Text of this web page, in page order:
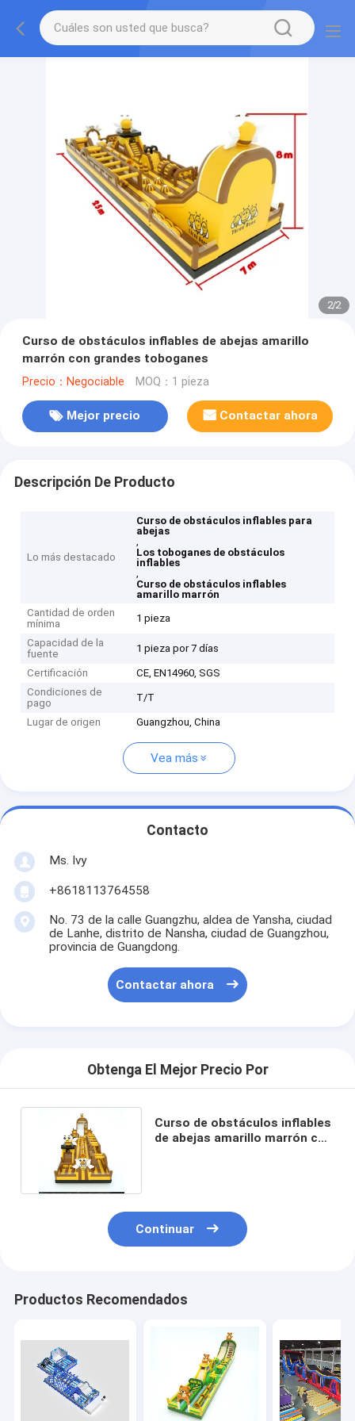
2/2
Curso de obstáculos inflables de abejas amarillo
marrón con grandes toboganes
Precio：Negociable MOQ：1 pieza
Mejor precio Contactar ahora
Descripción De Producto
Lo más destacado
Curso de obstáculos inflables para
abejas
,
Los toboganes de obstáculos
inflables
,
Curso de obstáculos inflables
amarillo marrón
Cantidad de orden
mínima
1 pieza
Capacidad de la
fuente
1 pieza por 7 días
Certificación
CE, EN14960, SGS
Condiciones de
pago
T/T
Lugar de origen Guangzhou, China
Vea más
Contacto
Ms. Ivy
+8618113764558
No. 73 de la calle Guangzhu, aldea de Yansha, ciudad
de Lanhe, distrito de Nansha, ciudad de Guangzhou,
provincia de Guangdong.
Contactar ahora
Obtenga El Mejor Precio Por
Curso de obstáculos inflables
de abejas amarillo marrón con
Continuar
Productos Recomendados